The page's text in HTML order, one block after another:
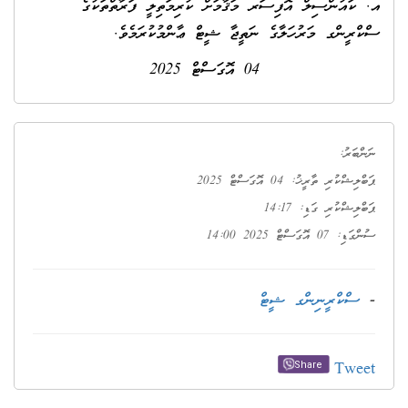
އ. ކައުންސިލް އޮފިސަރ މަޤާމަށް ކުރިމަތިލީ ފަރާތްތަކުގެ
ސްކްރީންގ މަރުހަލާގެ ނަތީޖާ ޝީޓް ޢާންމުކުރަމެވެ.
04 އޮގަސްޓް 2025
ނަންބަރު:
ޕަބްލިޝްކުރި ތާރީޚު: 04 އޮގަސްޓް 2025
ޕަބްލިޝްކުރި ގަޑި: 14:17
ސުންގަޑި: 07 އޮގަސްޓް 2025 14:00
-ސްކްރީނިންގ ޝީޓް
Tweet
Share